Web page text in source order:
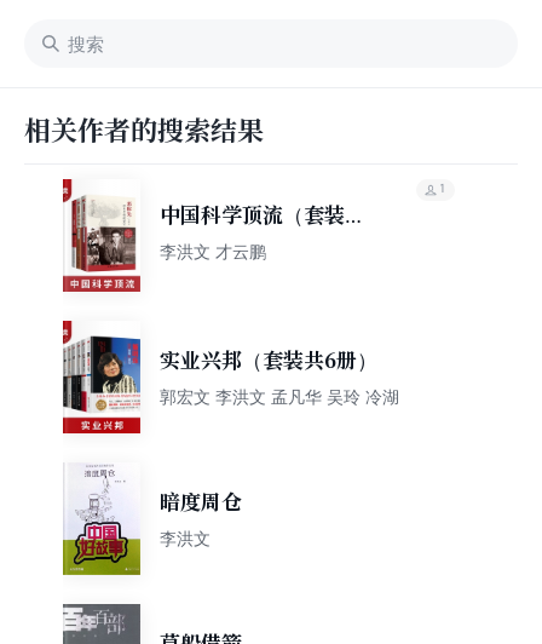
相关作者的搜索结果
中国科学顶流（套装共3
册）
李洪文 才云鹏
1
实业兴邦（套装共6册）
郭宏文 李洪文 孟凡华 吴玲 冷湖
暗度周仓
李洪文